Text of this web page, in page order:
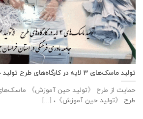
تولید ماسک‌های ۳ لایه در کارگاه‌های طرح تولید حین آموزش
طرح 《تولید حین آموزش》، [...]